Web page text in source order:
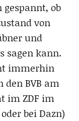
gespannt, ob
von
und
sagen kann.
immerhin
den BVB am
im ZDF im
bei Dazn)